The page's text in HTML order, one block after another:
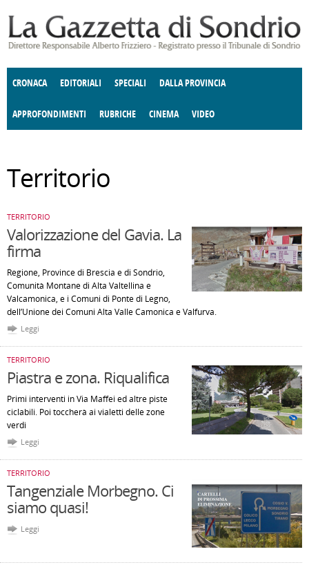
CRONACA EDITORIALI SPECIALI DALLA PROVINCIA
APPROFONDIMENTI
CULTURA E SPETTACOLI
RUBRICHE
DELLE IDEE FATTI DELLO SPIRITO
CINEMA VIDEO
Territorio
TERRITORIO
Valorizzazione del Gavia. La
firma
Regione, Province di Brescia e di Sondrio,
Comunità Montane di Alta Valtellina e
Valcamonica, e i Comuni di Ponte di Legno,
dell’Unione dei Comuni Alta Valle Camonica e Valfurva.
Leggi
TERRITORIO
Piastra e zona. Riqualifica
Primi interventi in Via Maffei ed altre piste
ciclabili. Poi toccherà ai vialetti delle zone
verdi
Leggi
TERRITORIO
Tangenziale Morbegno. Ci
siamo quasi!
Leggi